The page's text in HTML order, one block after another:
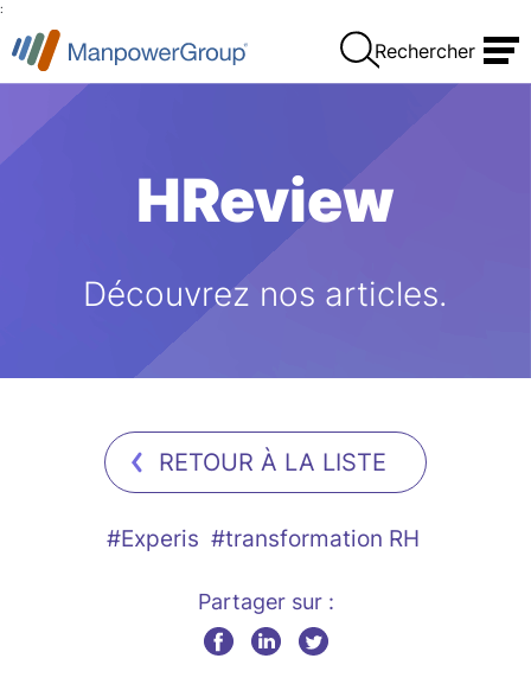
:
Rechercher
HReview
Découvrez nos articles.
RETOUR À LA LISTE
#Experis #transformation RH
Partager sur :